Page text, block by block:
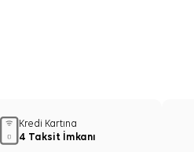
Kredi Kartına
4 Taksit İmkanı